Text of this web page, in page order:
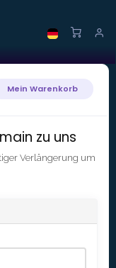
Mein Warenkorb
zu uns
Verlängerung um